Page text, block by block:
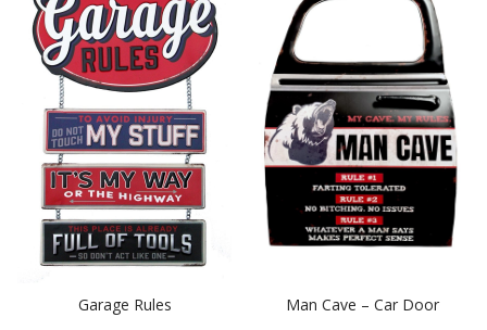
Garage Rules Man Cave – Car Door